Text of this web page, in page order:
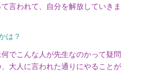
言われて、自分を解放していきま
は？
でこんな人が先生なのかって疑問
大人に言われた通りにやることが